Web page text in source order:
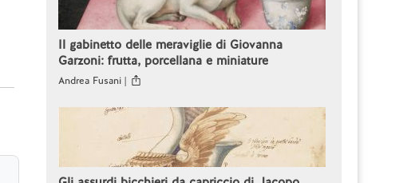
Il gabinetto delle meraviglie di Giovanna
Garzoni: frutta, porcellana e miniature
Andrea Fusani |